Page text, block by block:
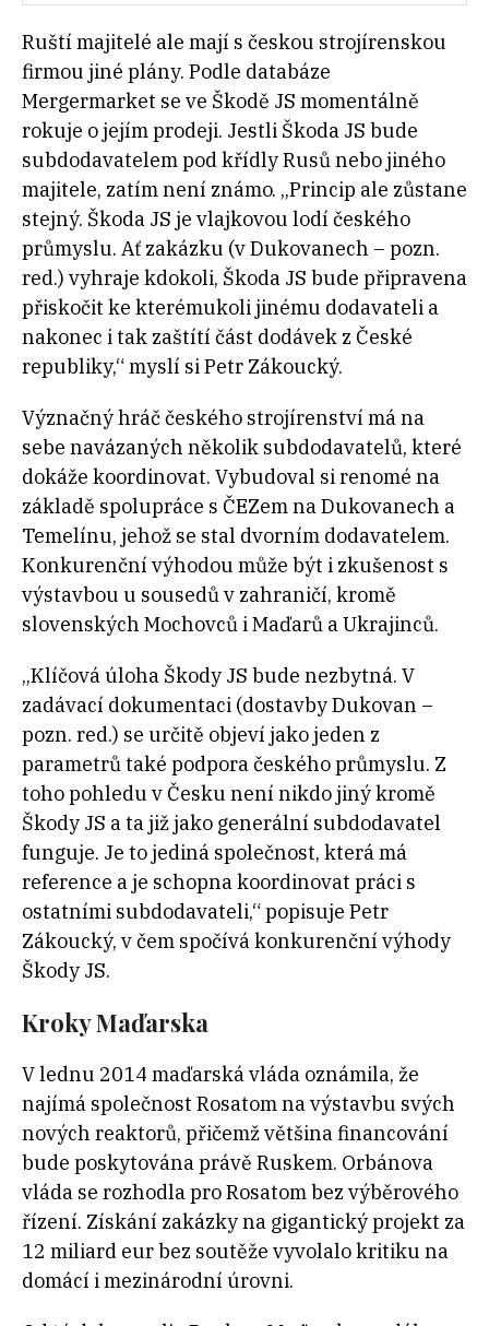
Ruští majitelé ale mají s českou strojírenskou
firmou jiné plány. Podle databáze
Mergermarket se ve Škodě JS momentálně
rokuje o jejím prodeji. Jestli Škoda JS bude
subdodavatelem pod křídly Rusů nebo jiného
majitele, zatím není známo. „Princip ale zůstane
stejný. Škoda JS je vlajkovou lodí českého
průmyslu. Ať zakázku (v Dukovanech – pozn.
red.) vyhraje kdokoli, Škoda JS bude připravena
přiskočit ke kterémukoli jinému dodavateli a
nakonec i tak zaštítí část dodávek z České
republiky,“ myslí si Petr Zákoucký.
Význačný hráč českého strojírenství má na
sebe navázaných několik subdodavatelů, které
dokáže koordinovat. Vybudoval si renomé na
základě spolupráce s ČEZem na Dukovanech a
Temelínu, jehož se stal dvorním dodavatelem.
Konkurenční výhodou může být i zkušenost s
výstavbou u sousedů v zahraničí, kromě
slovenských Mochovců i Maďarů a Ukrajinců.
„Klíčová úloha Škody JS bude nezbytná. V
zadávací dokumentaci (dostavby Dukovan –
pozn. red.) se určitě objeví jako jeden z
parametrů také podpora českého průmyslu. Z
toho pohledu v Česku není nikdo jiný kromě
Škody JS a ta již jako generální subdodavatel
funguje. Je to jediná společnost, která má
reference a je schopna koordinovat práci s
ostatními subdodavateli,“ popisuje Petr
Zákoucký, v čem spočívá konkurenční výhody
Škody JS.
Kroky Maďarska
V lednu 2014 maďarská vláda oznámila, že
najímá společnost Rosatom na výstavbu svých
nových reaktorů, přičemž většina financování
bude poskytována právě Ruskem. Orbánova
vláda se rozhodla pro Rosatom bez výběrového
řízení. Získání zakázky na gigantický projekt za
12 miliard eur bez soutěže vyvolalo kritiku na
domácí i mezinárodní úrovni.